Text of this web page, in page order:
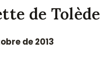
de Tolède
de 2013